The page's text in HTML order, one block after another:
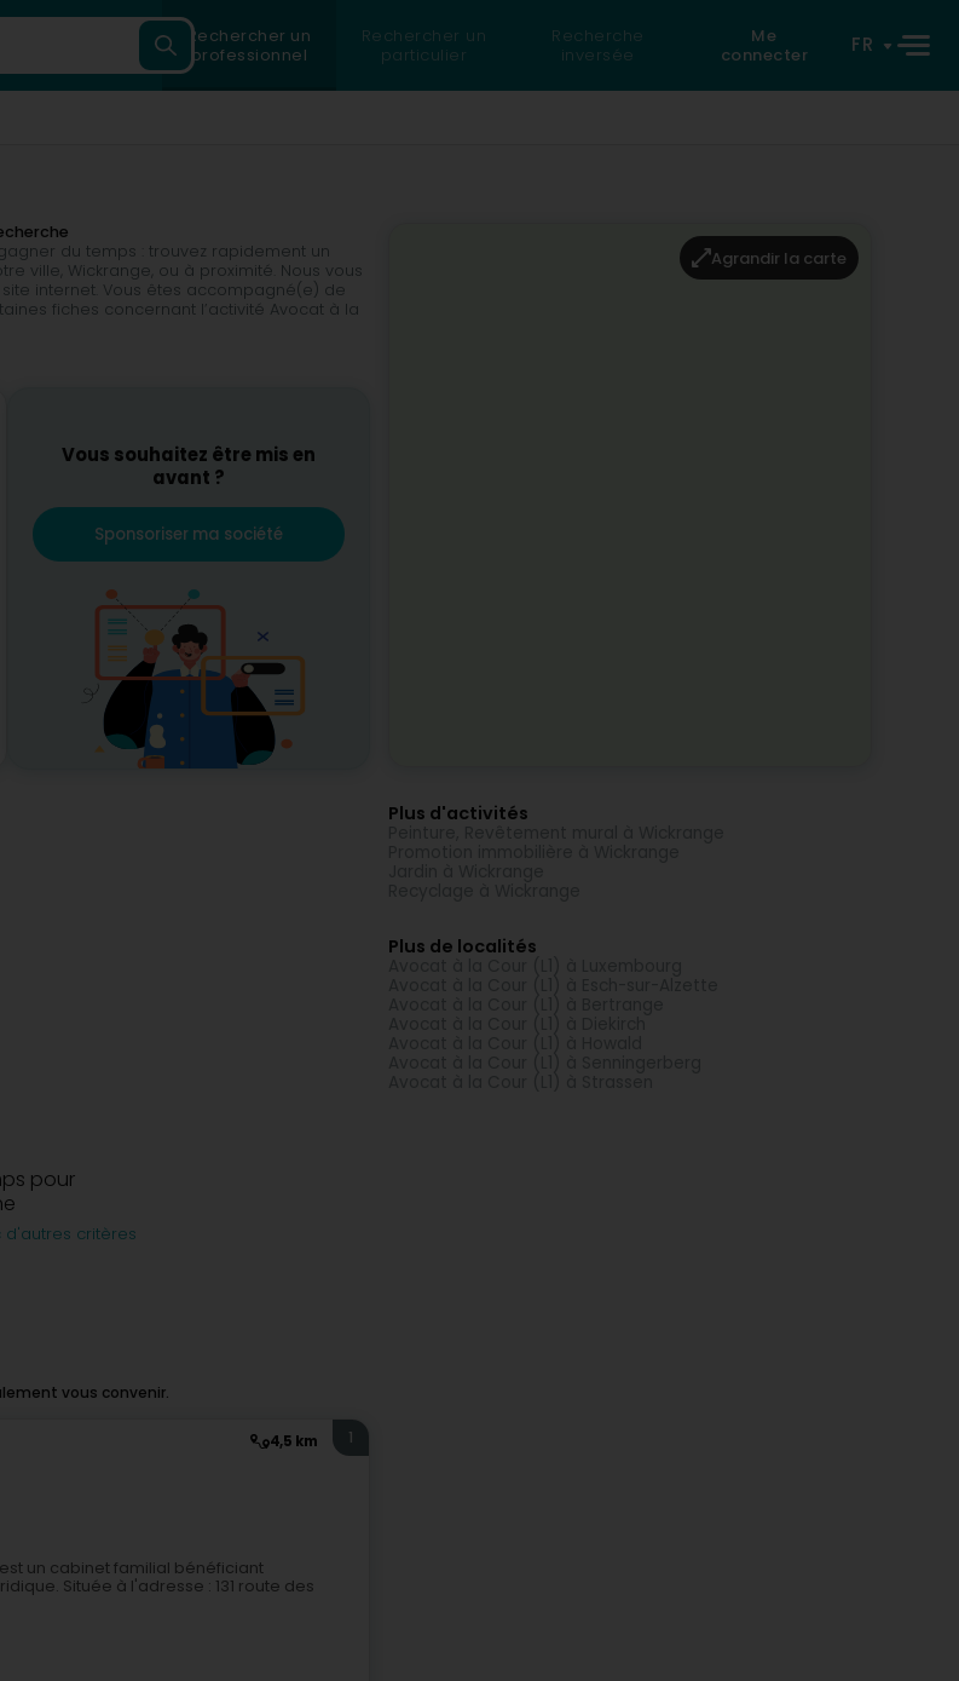
Rechercher un
professionnel
Rechercher un
particulier
Recherche
inversée
Me
connecter
FR
du temps : trouvez rapidement un
ville, Wickrange, ou à proximité. Nous vous
internet. Vous êtes accompagné(e) de
fiches concernant l’activité Avocat à la
Vous souhaitez être mis en
avant ?
Sponsoriser ma société
pour
critères
vous convenir.
4,5 km 1
est un cabinet familial bénéficiant
Située à l'adresse : 131 route des
Agrandir la carte
Plus d'activités
Plus de localités